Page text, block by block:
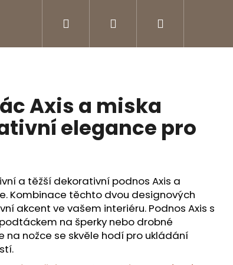
Aroma doplňkyPřihlášení
Axis a miska
elegance pro
a těžší dekorativní podnos Axis a
Kombinace těchto dvou designových
akcent ve vašem interiéru. Podnos Axis s
na šperky nebo drobné
na nožce se skvěle hodí pro ukládání
Následující